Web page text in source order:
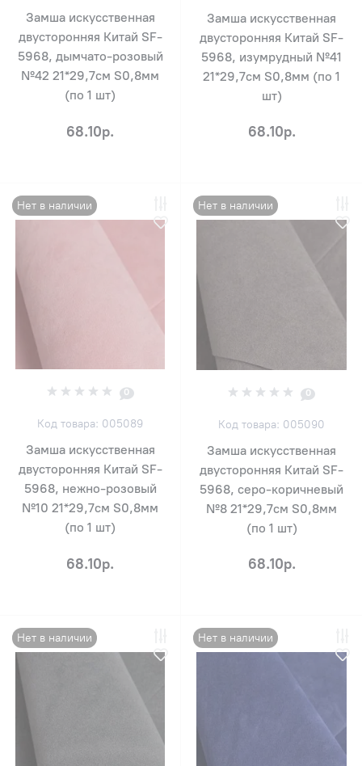
Замша искусственная
двусторонняя Китай SF-
5968, дымчато-розовый
№42 21*29,7см S0,8мм
(по 1 шт)
68.10р.
Замша искусственная
двусторонняя Китай SF-
5968, изумрудный №41
21*29,7см S0,8мм (по 1
шт)
68.10р.
Нет в наличии
0
Код товара: 005089
Замша искусственная
двусторонняя Китай SF-
5968, нежно-розовый
№10 21*29,7см S0,8мм
(по 1 шт)
68.10р.
Нет в наличии
0
Код товара: 005090
Замша искусственная
двусторонняя Китай SF-
5968, серо-коричневый
№8 21*29,7см S0,8мм
(по 1 шт)
68.10р.
Нет в наличии Нет в наличии